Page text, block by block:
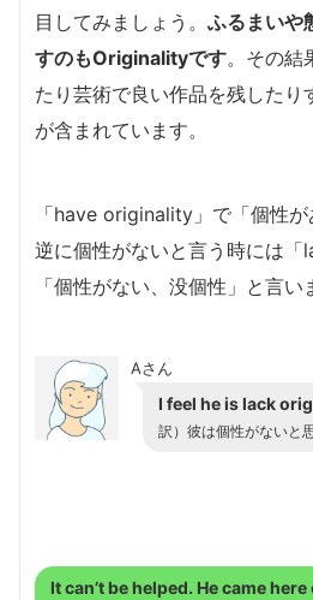
目してみましょう。 ふるまいや
すのもOriginalityです。その結
たり芸術で良い作品を残したり
が含まれています。
「have originality」で「個性が
逆に個性がないと言う時には「
「個性がない、没個性」と言い
Aさん
I feel he is lack
訳）彼は個性がないと
It can’t be helped. He came here